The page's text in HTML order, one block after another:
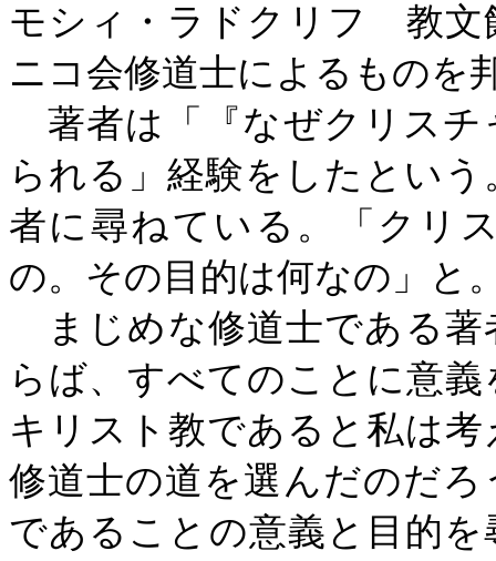
モシィ・ラドクリフ 教文
ニコ会修道士によるものを
著者は「『なぜクリスチ
られる」経験をしたとい
者に尋ねている。「クリ
の。その目的は何なの」と
まじめな修道士である著
らば、すべてのことに意
キリスト教であると私は
修道士の道を選んだのだ
であることの意義と目的